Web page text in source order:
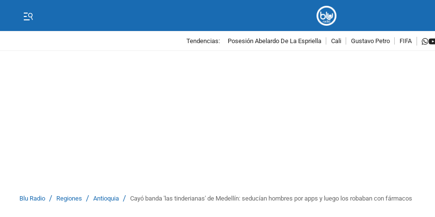
Tendencias: Posesión Abelardo De La Espriella Cali Gustavo Petro FIFA
Blu Radio / Regiones / Antioquia / Cayó banda 'las tinderianas' de Medellín: seducían hombres por apps y luego los robaban con fármacos